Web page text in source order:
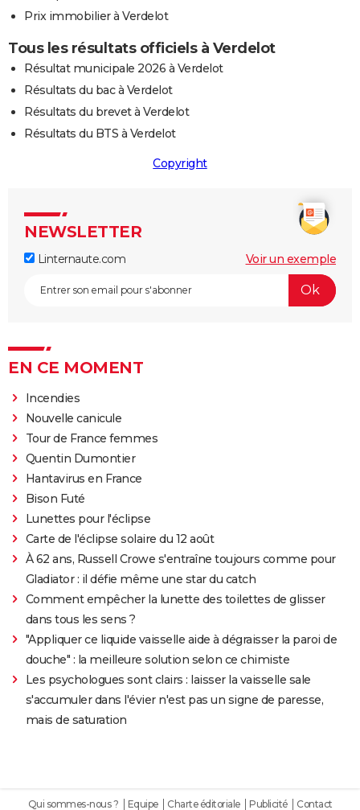
Prix immobilier à Verdelot
Tous les résultats officiels à Verdelot
Résultat municipale 2026 à Verdelot
Résultats du bac à Verdelot
Résultats du brevet à Verdelot
Résultats du BTS à Verdelot
Copyright
NEWSLETTER
Linternaute.com Voir un exemple
EN CE MOMENT
Incendies
Nouvelle canicule
Tour de France femmes
Quentin Dumontier
Hantavirus en France
Bison Futé
Lunettes pour l'éclipse
Carte de l'éclipse solaire du 12 août
À 62 ans, Russell Crowe s'entraîne toujours comme pour
Gladiator : il défie même une star du catch
Comment empêcher la lunette des toilettes de glisser
dans tous les sens ?
"Appliquer ce liquide vaisselle aide à dégraisser la paroi de
douche" : la meilleure solution selon ce chimiste
Les psychologues sont clairs : laisser la vaisselle sale
s'accumuler dans l'évier n'est pas un signe de paresse,
mais de saturation
Qui sommes-nous ? Equipe Charte éditoriale Publicité Contact